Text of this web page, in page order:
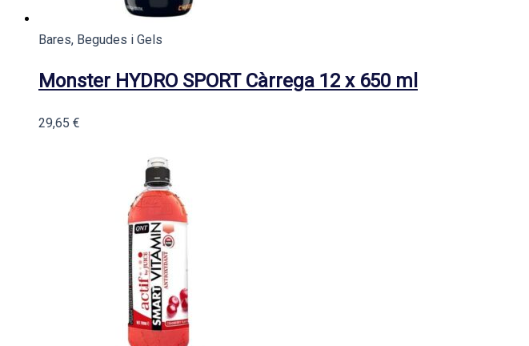
Bares, Begudes i Gels
Monster HYDRO SPORT Càrrega 12 x 650 ml
29,65 €